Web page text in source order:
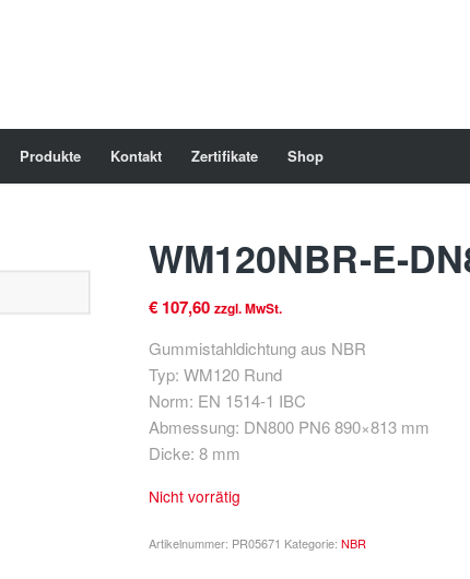
Produkte Kontakt Zertifikate Shop
WM120NBR-E-
€ 107,60 zzgl. MwSt.
Gummistahldichtung aus NBR
Typ: WM120 Rund
Norm: EN 1514-1 IBC
Abmessung: DN800 PN6 890×813 mm
Dicke: 8 mm
Nicht vorrätig
Artikelnummer: PR05671 Kategorie:NBR